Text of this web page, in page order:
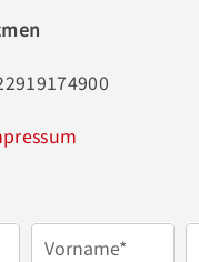
Vorname*